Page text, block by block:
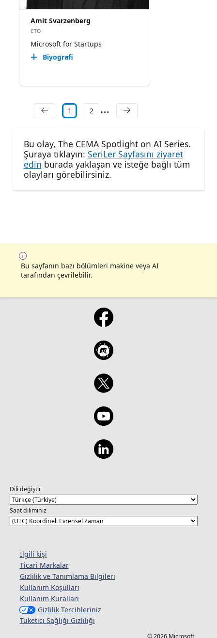
Amit Svarzenberg
CTO
Microsoft for Startups
Biyografi
1 2
Bu olay, The CEMA Spotlight on AI Series.
Şuraya tıklayın: SeriLer Sayfasını ziyaret
edin burada yaklaşan ve isteğe bağlı tüm
olayları görebilirsiniz.
Bu sayfanın bazı bölümleri makine veya AI
tarafından çevrilebilir.
Dili değiştir
Saat diliminiz
İlgili kişi
Ticari Markalar
Gizlilik ve Tanımlama Bilgileri
Kullanım Koşulları
Kullanım Kuralları
Gizlilik Tercihleriniz
Tüketici Sağlığı Gizliliği
© 2026 Microsoft